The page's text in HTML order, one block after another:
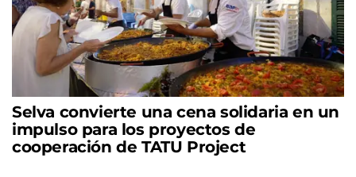
Selva convierte una cena solidaria en un
impulso para los proyectos de
cooperación de TATU Project